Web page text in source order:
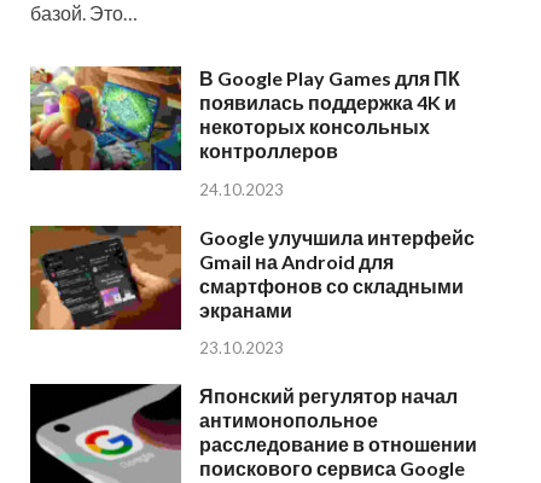
базой. Это…
В Google Play Games для ПК
появилась поддержка 4K и
некоторых консольных
контроллеров
24.10.2023
Google улучшила интерфейс
Gmail на Android для
смартфонов со складными
экранами
23.10.2023
Японский регулятор начал
антимонопольное
расследование в отношении
поискового сервиса Google